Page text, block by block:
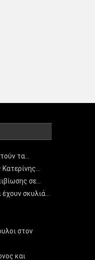
τα…
σε…
σκυλιά…
στον
και